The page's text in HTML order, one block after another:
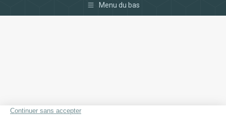
Menu du bas